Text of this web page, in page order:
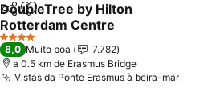
PartilharAdicionar aos favoritos
DoubleTree by Hilton
Rotterdam Centre
4 Estrelas
8,0 Muito boa
7.782
a 0.5 km de Erasmus Bridge
Vistas da Ponte Erasmus à beira-mar